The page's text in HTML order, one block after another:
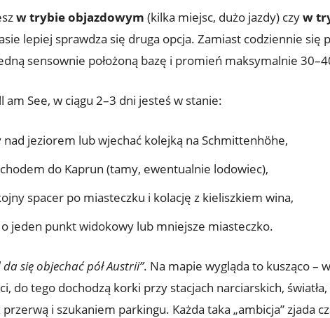
w trybie objazdowym (kilka miejsc, dużo jazdy) czyw
lepiej sprawdza się druga opcja. Zamiast codziennie się
sensownie położoną bazę i promień maksymalnie
am See, w ciągu 2–3 dni jesteś w stanie:
jeziorem lub wjechać kolejką na Schmittenhöhe,
do Kaprun (tamy, ewentualnie lodowiec),
spacer po miasteczku i kolację z kieliszkiem wina,
jeden punkt widokowy lub mniejsze miasteczko.
da się objechać pół Austrii”. Na mapie wygląda to kusząco –
do tego dochodzą korki przy stacjach narciarskich,
i szukaniem parkingu. Każda taka „ambicja” zjada